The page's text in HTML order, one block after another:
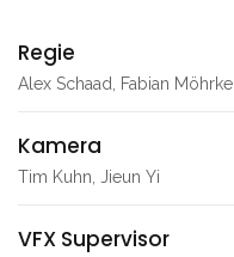
Regie
Alex Schaad, Fabian Möhrke
Kamera
Tim Kuhn, Jieun Yi
VFX Supervisor